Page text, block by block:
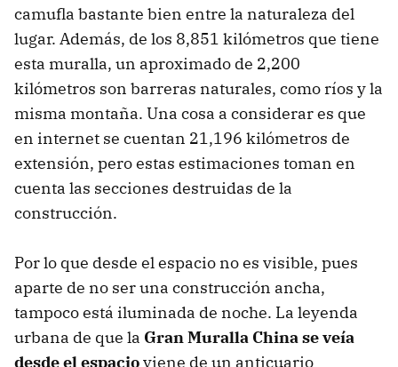
camufla bastante bien entre la naturaleza del
lugar. Además, de los 8,851 kilómetros que tiene
esta muralla, un aproximado de 2,200
kilómetros son barreras naturales, como ríos y la
misma montaña. Una cosa a considerar es que
en internet se cuentan 21,196 kilómetros de
extensión, pero estas estimaciones toman en
cuenta las secciones destruidas de la
construcción.
Por lo que desde el espacio no es visible, pues
aparte de no ser una construcción ancha,
tampoco está iluminada de noche. La leyenda
urbana de que la Gran Muralla China se veía
desde el espacioviene de un anticuario